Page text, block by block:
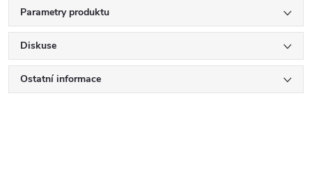
Parametry produktu
Diskuse
Ostatní informace